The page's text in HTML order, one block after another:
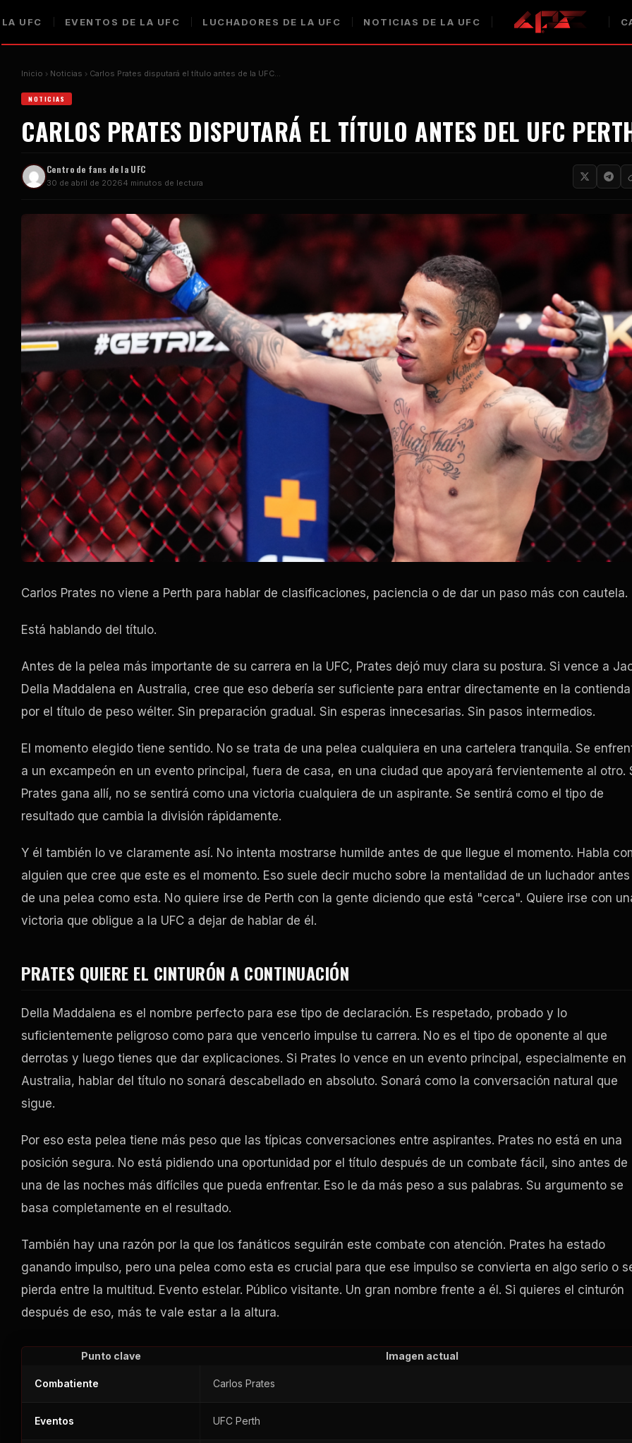
UFC EVENTOS DE LA UFC LUCHADORES DE LA UFC NOTICIAS DE LA UFC
Inicio Noticias Carlos Prates disputará el título antes de la UFC…
NOTICIAS
CARLOS PRATES DISPUTARÁ EL TÍTULO ANTES DEL UFC
Centro de fans de la UFC
30 de abril de 20264 minutos de lectura
Carlos Prates no viene a Perth para hablar de clasificaciones, paciencia o de dar un paso más con cautela.
Está hablando del título.
Antes de la pelea más importante de su carrera en la UFC, Prates dejó muy clara su postura. Si vence a
Della Maddalena en Australia, cree que eso debería ser suficiente para entrar directamente en la contienda
por el título de peso wélter. Sin preparación gradual. Sin esperas innecesarias. Sin pasos intermedios.
El momento elegido tiene sentido. No se trata de una pelea cualquiera en una cartelera tranquila. Se
a un excampeón en un evento principal, fuera de casa, en una ciudad que apoyará fervientemente al otro.
Prates gana allí, no se sentirá como una victoria cualquiera de un aspirante. Se sentirá como el tipo de
resultado que cambia la división rápidamente.
Y él también lo ve claramente así. No intenta mostrarse humilde antes de que llegue el momento. Habla
alguien que cree que este es el momento. Eso suele decir mucho sobre la mentalidad de un luchador antes
de una pelea como esta. No quiere irse de Perth con la gente diciendo que está "cerca". Quiere irse con
victoria que obligue a la UFC a dejar de hablar de él.
PRATES QUIERE EL CINTURÓN A CONTINUACIÓN
Della Maddalena es el nombre perfecto para ese tipo de declaración. Es respetado, probado y lo
suficientemente peligroso como para que vencerlo impulse tu carrera. No es el tipo de oponente al que
derrotas y luego tienes que dar explicaciones. Si Prates lo vence en un evento principal, especialmente en
Australia, hablar del título no sonará descabellado en absoluto. Sonará como la conversación natural que
sigue.
Por eso esta pelea tiene más peso que las típicas conversaciones entre aspirantes. Prates no está en una
posición segura. No está pidiendo una oportunidad por el título después de un combate fácil, sino antes de
una de las noches más difíciles que pueda enfrentar. Eso le da más peso a sus palabras. Su argumento se
basa completamente en el resultado.
También hay una razón por la que los fanáticos seguirán este combate con atención. Prates ha estado
ganando impulso, pero una pelea como esta es crucial para que ese impulso se convierta en algo serio o
pierda entre la multitud. Evento estelar. Público visitante. Un gran nombre frente a él. Si quieres el cinturón
después de eso, más te vale estar a la altura.
Punto clave Imagen actual
Combatiente Carlos Prates
Eventos UFC Perth